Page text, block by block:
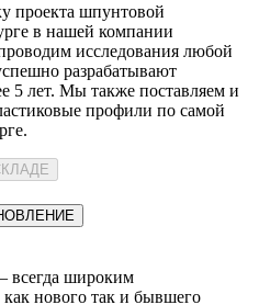
проекта шпунтовой
в нашей компании
исследования любой
разрабатывают
5 лет. Мы также поставляем и
профили по самой
всегда широким
нового так и бывшего